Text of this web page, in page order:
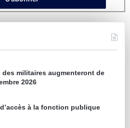
des militaires augmenteront de
2026
à la fonction publique